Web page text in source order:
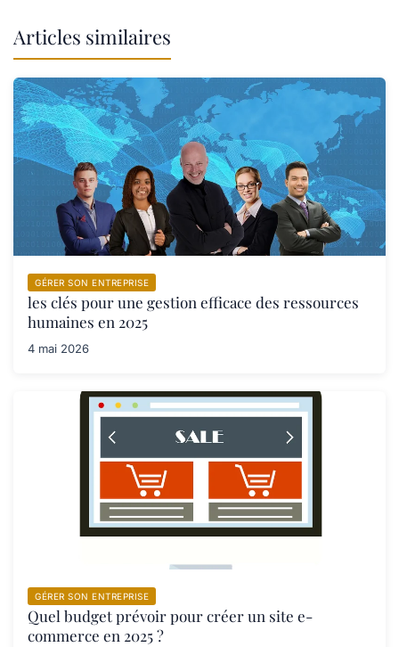
Articles similaires
GÉRER SON ENTREPRISE
les clés pour une gestion efficace des ressources
humaines en 2025
4 mai 2026
GÉRER SON ENTREPRISE
Quel budget prévoir pour créer un site e-
commerce en 2025 ?